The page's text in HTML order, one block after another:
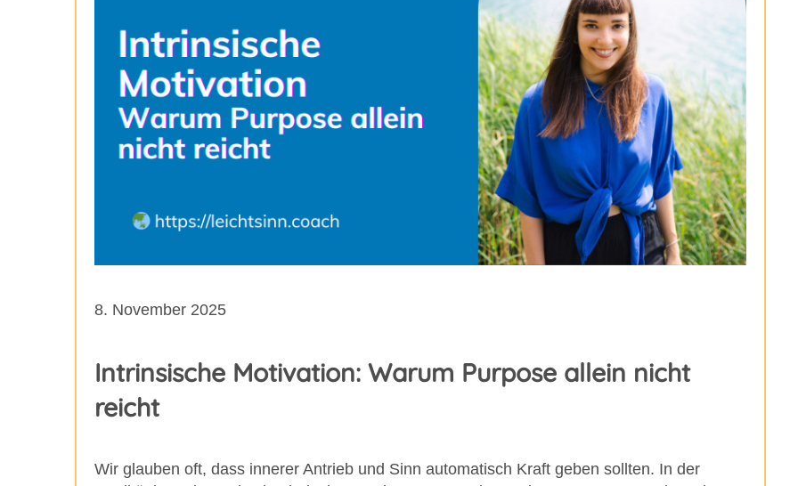
8. November 2025
Intrinsische Motivation: Warum Purpose allein nicht
reicht
Wir glauben oft, dass innerer Antrieb und Sinn automatisch Kraft geben sollten. In der